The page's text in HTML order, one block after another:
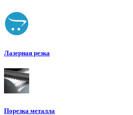
Лазерная резка
Порезка металла